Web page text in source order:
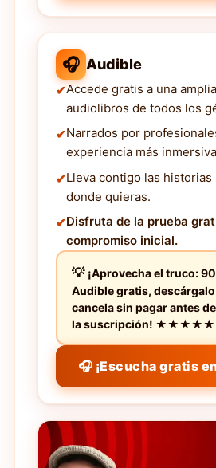
🎧 Audible
Accede gratis a una
audiolibros de todos los
Narrados por
experiencia más
Lleva contigo las
donde quieras.
Disfruta de la prueba
compromiso inicial.
¡Aprovecha el truco:
Audible gratis,
cancela sin pagar antes
la suscripción! ★★★★★
🎧 ¡Escucha gratis